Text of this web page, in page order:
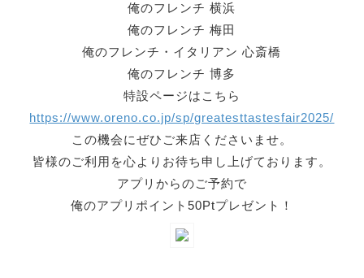
俺のフレンチ 横浜
俺のフレンチ 梅田
俺のフレンチ・イタリアン 心斎橋
俺のフレンチ 博多
特設ページはこちら
https://www.oreno.co.jp/sp/greatesttastesfair2025/
この機会にぜひご来店くださいませ。
皆様のご利用を心よりお待ち申し上げております。
アプリからのご予約で
俺のアプリポイント50Ptプレゼント！